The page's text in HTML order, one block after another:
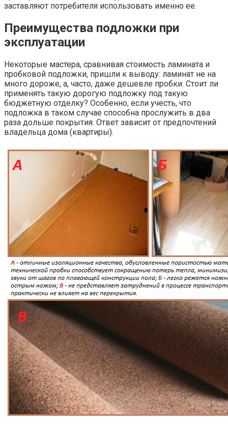
заставляют потребителя использовать именно ее.
Преимущества подложки при
эксплуатации
Некоторые мастера, сравнивая стоимость ламината и
пробковой подложки, пришли к выводу: ламинат не на
много дороже, а, часто, даже дешевле пробки. Стоит ли
применять такую дорогую подложку под такую
бюджетную отделку? Особенно, если учесть, что
подложка в таком случае способна прослужить в два
раза дольше покрытия. Ответ зависит от предпочтений
владельца дома (квартиры).